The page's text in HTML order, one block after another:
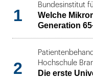
1
Bundesinstitut
Welche
Generation
2
Hochschule
Die erste